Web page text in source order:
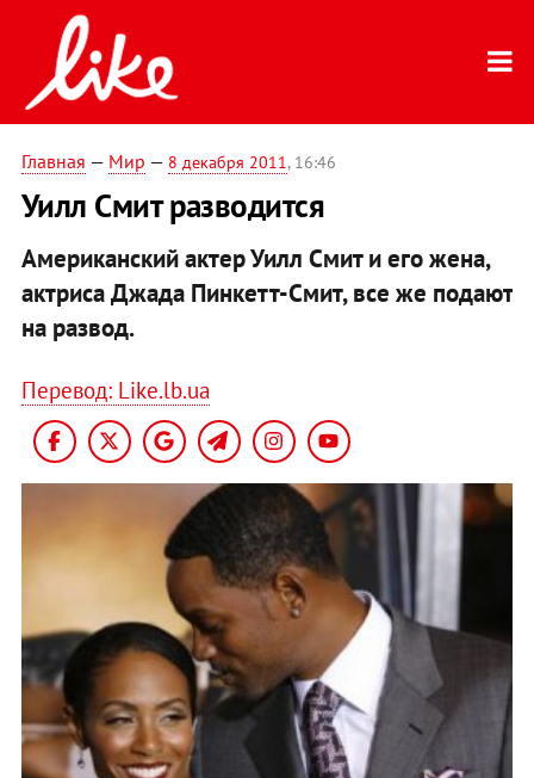
Главная — Мир — 8 декабря 2011, 16:46
Уилл Смит разводится
Американский актер Уилл Смити его жена,
актриса Джада Пинкетт-Смит, все же подают
на развод.
Перевод: Like.lb.ua